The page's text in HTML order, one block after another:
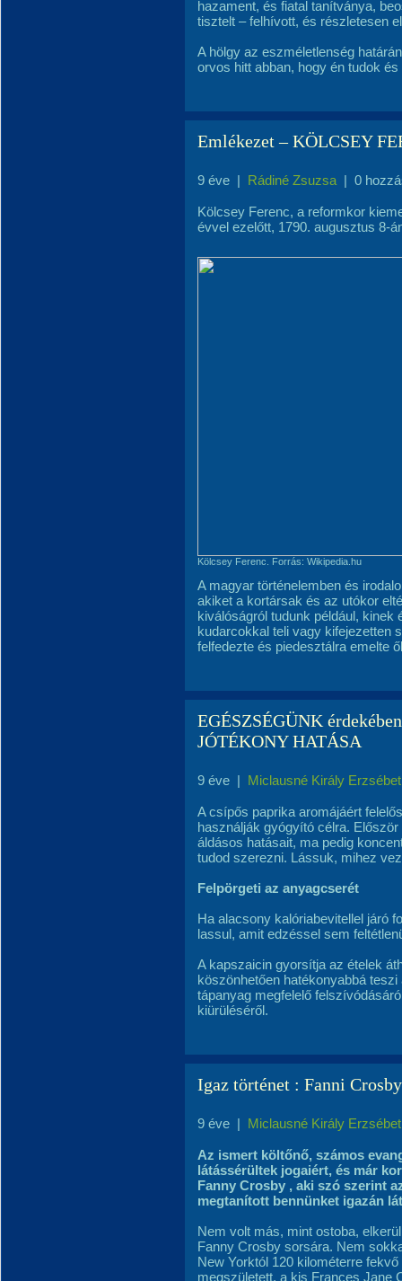
hazament, és fiatal tanítványa,
tisztelt – felhívott, és részletesen
A hölgy az eszméletlenség
orvos hitt abban, hogy én tudok
Emlékezet – KÖLCSEY
9 éve | Rádiné Zsuzsa | 0
Kölcsey Ferenc, a reformkor
évvel ezelőtt, 1790. augusztus 8-
Kölcsey Ferenc. Forrás: Wikipedia.hu
A magyar történelemben és
akiket a kortársak és az utókor
kiválóságról tudunk például, kinek
kudarcokkal teli vagy kifejezetten
felfedezte és piedesztálra emelte
EGÉSZSÉGÜNK
JÓTÉKONY HATÁSA
9 éve | Miclausné Király Erzsébet
A csípős paprika aromájáért
használják gyógyító célra.
áldásos hatásait, ma pedig
tudod szerezni. Lássuk, mihez
Felpörgeti az anyagcserét
Ha alacsony kalóriabevitellel járó
lassul, amit edzéssel sem
A kapszaicin gyorsítja az ételek
köszönhetően hatékonyabbá
tápanyag megfelelő
kiürüléséről.
Igaz történet : Fanni
9 éve | Miclausné Király Erzsébet
Az ismert költőnő, számos
látássérültek jogaiért, és már
Fanny Crosby , aki szó szerint
megtanított bennünket igazán
Nem volt más, mint ostoba,
Fanny Crosby sorsára. Nem
New Yorktól 120 kilométerre
megszületett, a kis Frances Jane